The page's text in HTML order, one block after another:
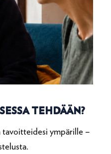
TEHDÄÄN?
tavoitteidesi ympärille –